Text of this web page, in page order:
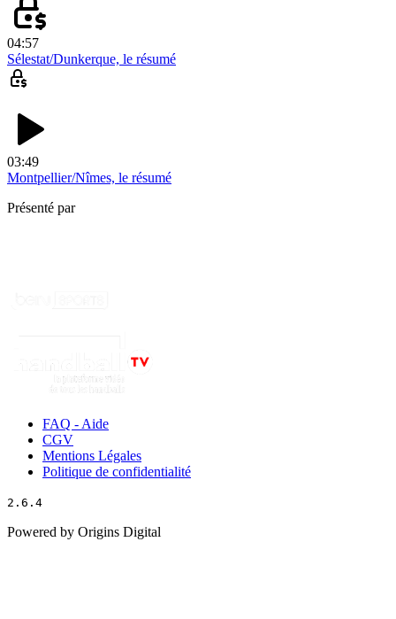
04:57
Sélestat/Dunkerque, le résumé
03:49
Montpellier/Nîmes, le résumé
Présenté par
FAQ - Aide
CGV
Mentions Légales
Politique de confidentialité
2.6.4
Powered by Origins Digital